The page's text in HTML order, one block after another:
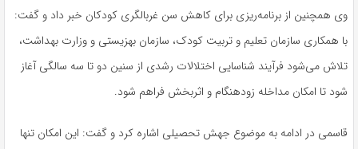
وی همچنین از برنامه‌ریزی برای کاهش سن غربالگری کودکان خبر داد و گفت:
با همکاری سازمان تعلیم و تربیت کودک، سازمان بهزیستی و وزارت بهداشت،
تلاش می‌شود فرآیند شناسایی اختلالات رشدی از سنین دو تا سه سالگی آغاز
شود تا امکان مداخله زودهنگام و اثربخش فراهم شود.
قاسمی در ادامه به موضوع جهش تحصیلی اشاره کرد و گفت: این امکان تنها